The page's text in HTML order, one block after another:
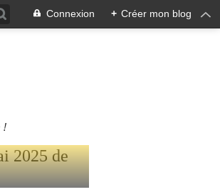
Connexion + Créer mon blog
!